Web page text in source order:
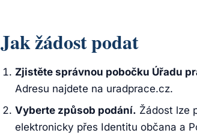
Jak žádost podat
Zjistěte správnou pobočku Úřadu
Adresu najdete na uradprace.cz.
Vyberte způsob podání. Žádost lze
elektronicky přes Identitu občana a